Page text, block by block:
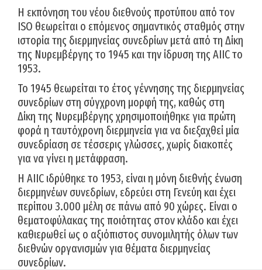
Η εκπόνηση του νέου διεθνούς προτύπου από τον
ISO θεωρείται ο επόμενος σημαντικός σταθμός στην
ιστορία της διερμηνείας συνεδρίων μετά από τη Δίκη
της Νυρεμβέργης το 1945 και την ίδρυση της AIIC το
1953.
Το 1945 θεωρείται το έτος γέννησης της διερμηνείας
συνεδρίων στη σύγχρονη μορφή της, καθώς στη
Δίκη της Νυρεμβέργης χρησιμοποιήθηκε για πρώτη
φορά η ταυτόχρονη διερμηνεία για να διεξαχθεί μία
συνεδρίαση σε τέσσερις γλώσσες, χωρίς διακοπές
για να γίνει η μετάφραση.
Η AIIC ιδρύθηκε το 1953, είναι η μόνη διεθνής ένωση
διερμηνέων συνεδρίων, εδρεύει στη Γενεύη και έχει
περίπου 3.000 μέλη σε πάνω από 90 χώρες. Είναι ο
θεματοφύλακας της ποιότητας στον κλάδο και έχει
καθιερωθεί ως ο αξιόπιστος συνομιλητής όλων των
διεθνών οργανισμών για θέματα διερμηνείας
συνεδρίων.